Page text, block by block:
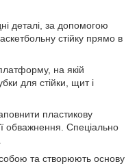
деталі, за допомогою
стійку прямо в
на якій
для стійки, щит і
пластикову
обважнення. Спеціально
та створюють основу